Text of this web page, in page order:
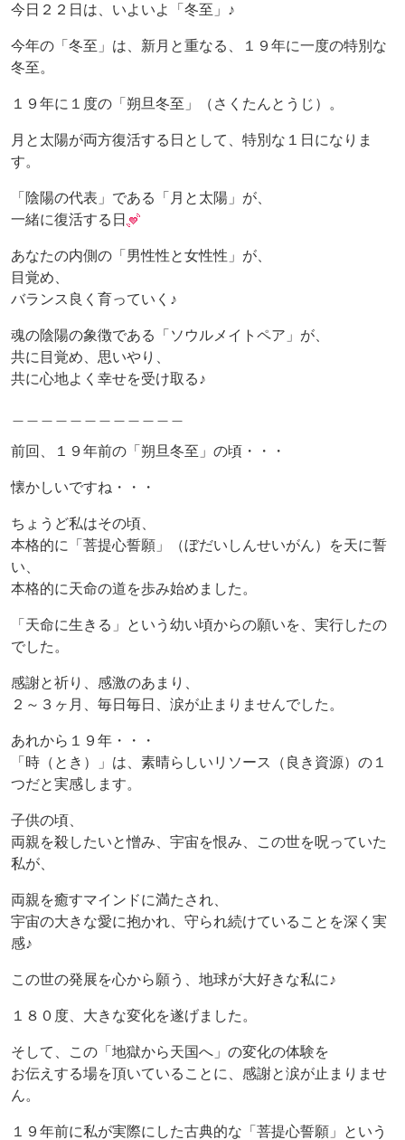
今日２２日は、いよいよ「冬至」♪
今年の「冬至」は、新月と重なる、１９年に一度の特別な
冬至。
１９年に１度の「朔旦冬至」（さくたんとうじ）。
月と太陽が両方復活する日として、特別な１日になりま
す。
「陰陽の代表」である「月と太陽」が、
一緒に復活する日
あなたの内側の「男性性と女性性」が、
目覚め、
バランス良く育っていく♪
魂の陰陽の象徴である「ソウルメイトペア」が、
共に目覚め、思いやり、
共に心地よく幸せを受け取る♪
前回、１９年前の「朔旦冬至」の頃・・・
懐かしいですね・・・
ちょうど私はその頃、
本格的に「菩提心誓願」（ぼだいしんせいがん）を天に誓
い、
本格的に天命の道を歩み始めました。
「天命に生きる」という幼い頃からの願いを、実行したの
でした。
感謝と祈り、感激のあまり、
２～３ヶ月、毎日毎日、涙が止まりませんでした。
あれから１９年・・・
「時（とき）」は、素晴らしいリソース（良き資源）の１
つだと実感します。
子供の頃、
両親を殺したいと憎み、宇宙を恨み、この世を呪っていた
私が、
両親を癒すマインドに満たされ、
宇宙の大きな愛に抱かれ、守られ続けていることを深く実
感♪
この世の発展を心から願う、地球が大好きな私に♪
１８０度、大きな変化を遂げました。
そして、この「地獄から天国へ」の変化の体験を
お伝えする場を頂いていることに、感謝と涙が止まりませ
ん。
１９年前に私が実際にした古典的な「菩提心誓願」という